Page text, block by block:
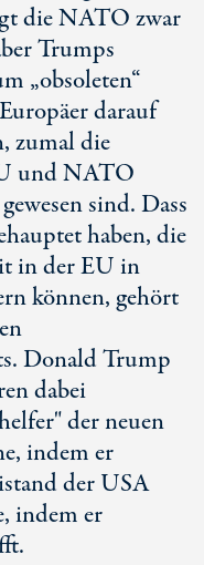
die NATO zwar
Trumps
„obsoleten“
darauf
zumal die
und NATO
sind. Dass
haben, die
in der EU in
können, gehört
Donald Trump
dabei
der neuen
indem er
der USA
indem er